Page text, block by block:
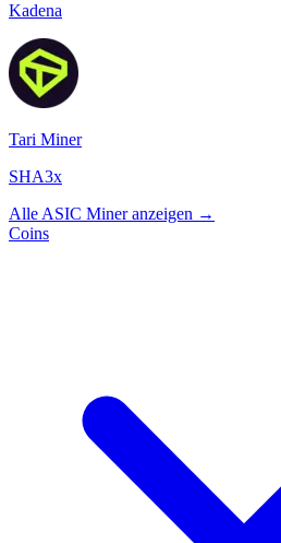
Kadena
Tari Miner
SHA3x
Alle ASIC Miner anzeigen →
Coins